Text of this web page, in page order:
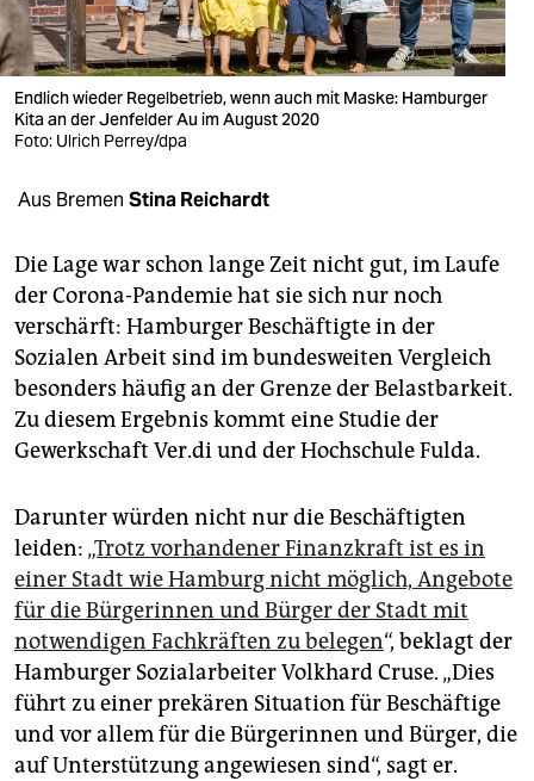
wahrheit
verlag
verlag
shop
fragen & hilfe
unterstützen
abo
genossenschaft
epaper login
Endlich wieder Regelbetrieb, wenn auch mit Maske: Hamburger
Kita an der Jenfelder Au im August 2020
Foto: Ulrich Perrey/dpa
Aus Bremen Stina Reichardt
Die Lage war schon lange Zeit nicht gut, im Laufe
der Corona-Pandemie hat sie sich nur noch
verschärft: Hamburger Beschäftigte in der
Sozialen Arbeit sind im bundesweiten Vergleich
besonders häufig an der Grenze der Belastbarkeit.
Zu diesem Ergebnis kommt eine Studie der
Gewerkschaft Ver.di und der Hochschule Fulda.
Darunter würden nicht nur die Beschäftigten
leiden: „Trotz vorhandener Finanzkraft ist es in
einer Stadt wie Hamburg nicht möglich, Angebote
für die Bürgerinnen und Bürger der Stadt mit
notwendigen Fachkräften zu belegen“, beklagt der
Hamburger Sozialarbeiter Volkhard Cruse. „Dies
führt zu einer prekären Situation für Beschäftige
und vor allem für die Bürgerinnen und Bürger, die
auf Unterstützung angewiesen sind“, sagt er.